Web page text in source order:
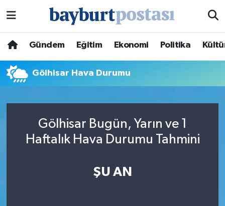
Gündem Eğitim Ekonomi Politika
Gölhisar Hava Durumu
Gölhisar Bugün, Yarın ve 1
Haftalık Hava Durumu Tahmini
ŞU AN
Hava Durumu
Süper Lig Puan Durumu ve Fikstür